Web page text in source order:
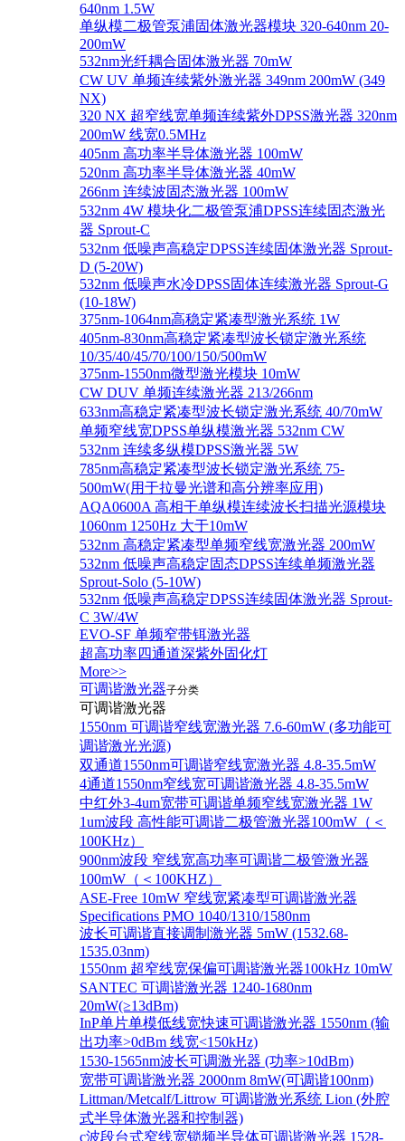
640nm 1.5W
单纵模二极管泵浦固体激光器模块 320-640nm 20-
200mW
532nm光纤耦合固体激光器 70mW
CW UV 单频连续紫外激光器 349nm 200mW (349
NX)
320 NX 超窄线宽单频连续紫外DPSS激光器 320nm
200mW 线宽0.5MHz
405nm 高功率半导体激光器 100mW
520nm 高功率半导体激光器 40mW
266nm 连续波固态激光器 100mW
532nm 4W 模块化二极管泵浦DPSS连续固态激光
器 Sprout-C
532nm 低噪声高稳定DPSS连续固体激光器 Sprout-
D (5-20W)
532nm 低噪声水冷DPSS固体连续激光器 Sprout-G
(10-18W)
375nm-1064nm高稳定紧凑型激光系统 1W
405nm-830nm高稳定紧凑型波长锁定激光系统
10/35/40/45/70/100/150/500mW
375nm-1550nm微型激光模块 10mW
CW DUV 单频连续激光器 213/266nm
633nm高稳定紧凑型波长锁定激光系统 40/70mW
单频窄线宽DPSS单纵模激光器 532nm CW
532nm 连续多纵模DPSS激光器 5W
785nm高稳定紧凑型波长锁定激光系统 75-
500mW(用于拉曼光谱和高分辨率应用)
AQA0600A 高相干单纵模连续波长扫描光源模块
1060nm 1250Hz 大于10mW
532nm 高稳定紧凑型单频窄线宽激光器 200mW
532nm 低噪声高稳定固态DPSS连续单频激光器
Sprout‐Solo (5-10W)
532nm 低噪声高稳定DPSS连续固体激光器 Sprout-
C 3W/4W
EVO-SF 单频窄带铒激光器
超高功率四通道深紫外固化灯
More>>
可调谐激光器子分类
可调谐激光器
1550nm 可调谐窄线宽激光器 7.6-60mW (多功能可
调谐激光光源)
双通道1550nm可调谐窄线宽激光器 4.8-35.5mW
4通道1550nm窄线宽可调谐激光器 4.8-35.5mW
中红外3-4um宽带可调谐单频窄线宽激光器 1W
1um波段 高性能可调谐二极管激光器100mW（＜
100KHz）
900nm波段 窄线宽高功率可调谐二极管激光器
100mW（＜100KHZ）
ASE-Free 10mW 窄线宽紧凑型可调谐激光器
Specifications PMO 1040/1310/1580nm
波长可调谐直接调制激光器 5mW (1532.68-
1535.03nm)
1550nm 超窄线宽保偏可调谐激光器100kHz 10mW
SANTEC 可调谐激光器 1240-1680nm
20mW(≥13dBm)
InP单片单模低线宽快速可调谐激光器 1550nm (输
出功率>0dBm 线宽<150kHz)
1530-1565nm波长可调激光器 (功率>10dBm)
宽带可调谐激光器 2000nm 8mW(可调谐100nm)
Littman/Metcalf/Littrow 可调谐激光系统 Lion (外腔
式半导体激光器和控制器)
c波段台式窄线宽锁频半导体可调谐激光器 1528-